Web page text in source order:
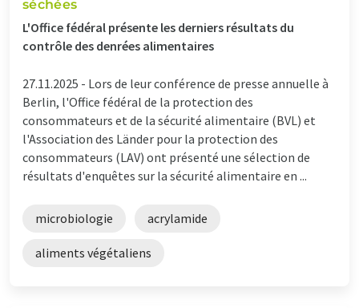
séchées
L'Office fédéral présente les derniers résultats du
contrôle des denrées alimentaires
27.11.2025 - Lors de leur conférence de presse annuelle à
Berlin, l'Office fédéral de la protection des
consommateurs et de la sécurité alimentaire (BVL) et
l'Association des Länder pour la protection des
consommateurs (LAV) ont présenté une sélection de
résultats d'enquêtes sur la sécurité alimentaire en ...
microbiologie acrylamide
aliments végétaliens